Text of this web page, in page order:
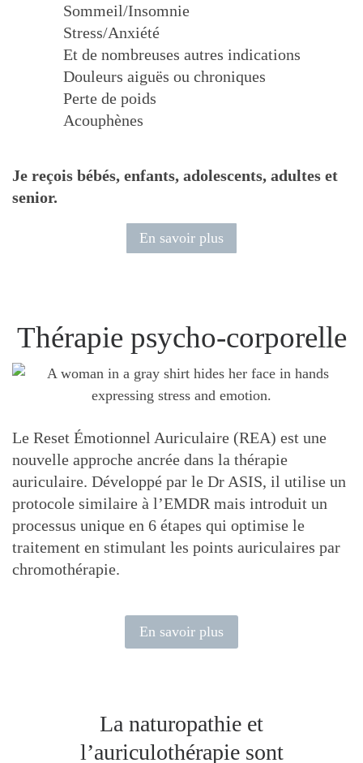
Sommeil/Insomnie
Stress/Anxiété
Et de nombreuses autres indications
Douleurs aiguës ou chroniques
Perte de poids
Acouphènes
Je reçois bébés, enfants, adolescents, adultes et
senior.
En savoir plus
Thérapie psycho-corporelle
Le Reset Émotionnel Auriculaire (REA) est une
nouvelle approche ancrée dans la thérapie
auriculaire. Développé par le Dr ASIS, il utilise un
protocole similaire à l’EMDR mais introduit un
processus unique en 6 étapes qui optimise le
traitement en stimulant les points auriculaires par
chromothérapie.
En savoir plus
La naturopathie et
l’auriculothérapie sont